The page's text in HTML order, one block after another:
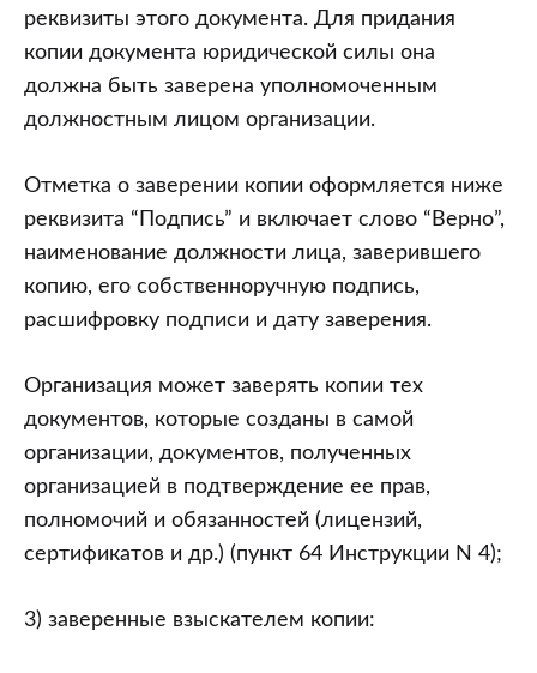
реквизиты этого документа. Для придания
копии документа юридической силы она
должна быть заверена уполномоченным
должностным лицом организации.
Отметка о заверении копии оформляется ниже
реквизита “Подпись” и включает слово “Верно”,
наименование должности лица, заверившего
копию, его собственноручную подпись,
расшифровку подписи и дату заверения.
Организация может заверять копии тех
документов, которые созданы в самой
организации, документов, полученных
организацией в подтверждение ее прав,
полномочий и обязанностей (лицензий,
сертификатов и др.) (пункт 64 Инструкции N 4);
3) заверенные взыскателем копии: